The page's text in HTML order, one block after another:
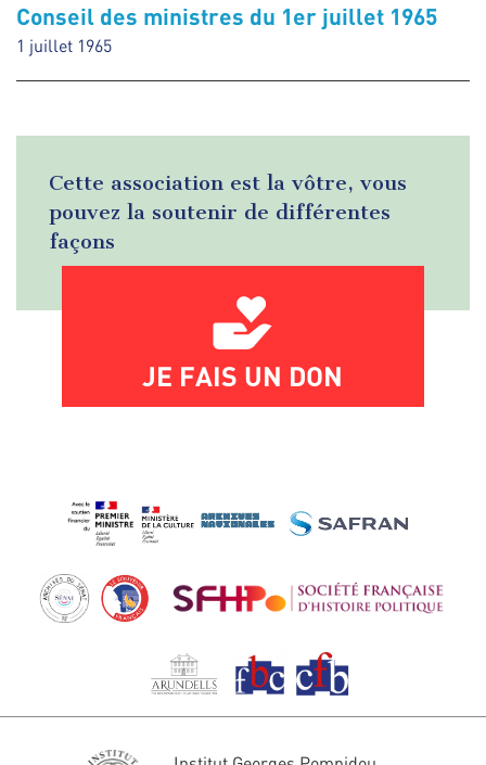
Conseil des ministres du 1er juillet 1965
1 juillet 1965
Cette association est la vôtre, vous
pouvez la soutenir de différentes
façons
JE FAIS UN DON